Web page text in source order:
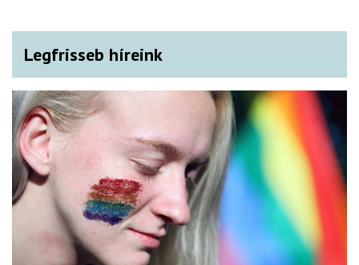
Legfrisseb híreink